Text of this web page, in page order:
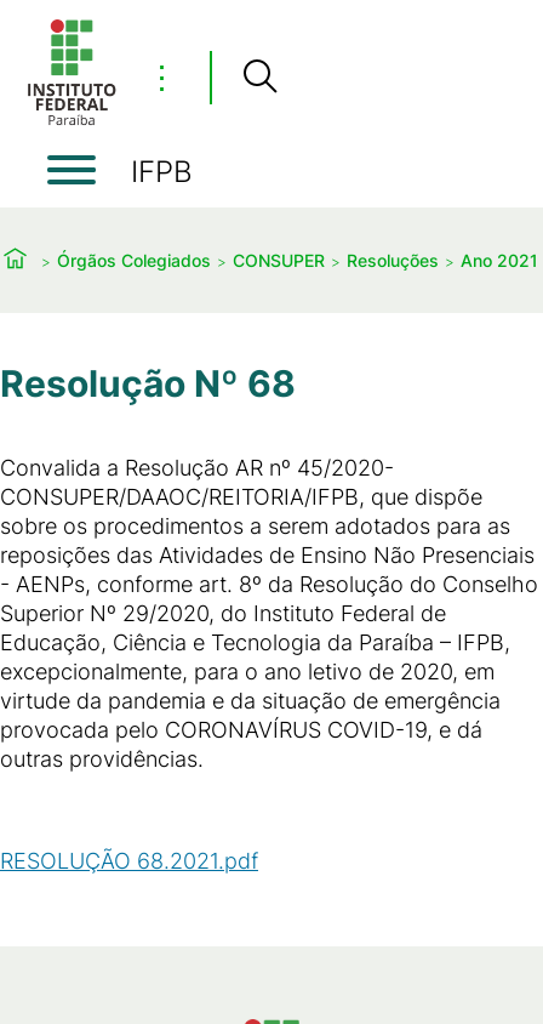
⋮
IFPB
Órgãos Colegiados CONSUPER Resoluções Ano 2021
Resolução Nº 68
Convalida a Resolução AR nº 45/2020-
CONSUPER/DAAOC/REITORIA/IFPB, que dispõe
sobre os procedimentos a serem adotados para as
reposições das Atividades de Ensino Não Presenciais
- AENPs, conforme art. 8º da Resolução do Conselho
Superior Nº 29/2020, do Instituto Federal de
Educação, Ciência e Tecnologia da Paraíba – IFPB,
excepcionalmente, para o ano letivo de 2020, em
virtude da pandemia e da situação de emergência
provocada pelo CORONAVÍRUS COVID-19, e dá
outras providências.
RESOLUÇÃO 68.2021.pdf